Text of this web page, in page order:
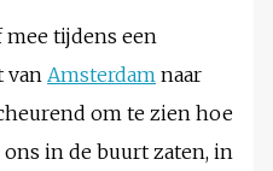
tijdens een
van Amsterdam naar
om te zien hoe
in de buurt zaten, in